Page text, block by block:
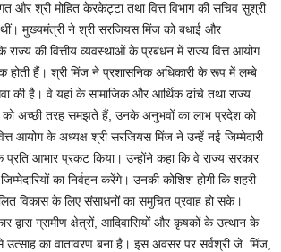
और श्री मोहित केरकेट्टा तथा वित्त विभाग की सचिव सुश्री
थीं। मुख्यमंत्री ने श्री सरजियस मिंज को बधाई और
राज्य की वित्तीय व्यवस्थाओं के प्रबंधन में राज्य वित्त आयोग
होती हैं। श्री मिंज ने प्रशासनिक अधिकारी के रूप में लम्बे
की है। वे यहां के सामाजिक और आर्थिक ढांचे तथा राज्य
को अच्छी तरह समझते हैं, उनके अनुभवों का लाभ प्रदेश को
आयोग के अध्यक्ष श्री सरजियस मिंज ने उन्हें नई जिम्मेदारी
आभार प्रकट किया। उन्होंने कहा कि वे राज्य सरकार
का निर्वहन करेंगे। उनकी कोशिश होगी कि शहरी
विकास के लिए संसाधनों का समुचित प्रवाह हो सके।
द्वारा ग्रामीण क्षेत्रों, आदिवासियों और कृषकों के उत्थान के
उत्साह का वातावरण बना है। इस अवसर पर सर्वश्री जे. मिंज,